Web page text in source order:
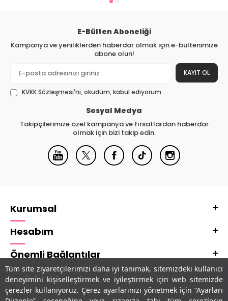
Tüm site ziyaretçilerimizi daha iyi tanımak, sitemizdeki kullanıcı
deneyimini kişiselleştirmek ve iyileştirmek için web sitemizde
çerezler kullanıyoruz. Çerez ayarlarınızı yönetmek için “Ayarları
E-Bülten Aboneliği
Kampanya ve yeniliklerden haberdar olmak için e-bültenimize
abone olun!
KAYIT OL
KVKK Sözleşmesi'ni, okudum, kabul ediyorum.
Sosyal Medya
Takipçilerimize özel kampanya ve fırsatlardan haberdar
olmak için bizi takip edin.
Kurumsal
Hesabım
Önemli Bağlantılar
Adres & İletişim